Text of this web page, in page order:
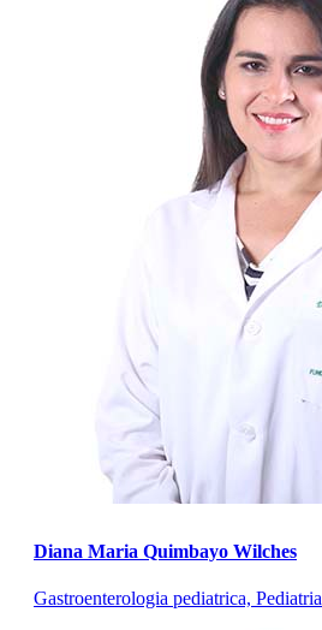
Diana Maria Quimbayo Wilches
Gastroenterologia pediatrica, Pediatria